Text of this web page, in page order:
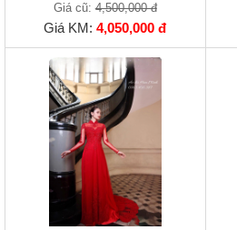
Giá cũ:4,500,000 đ
Giá KM:4,050,000 đ